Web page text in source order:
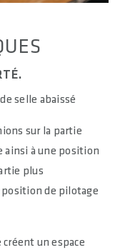
selle abaissé
sur la partie
ainsi à une position
plus
de pilotage
un espace